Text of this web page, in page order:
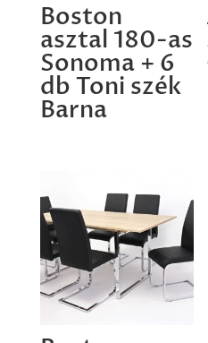
Boston
asztal 180-as
Sonoma + 6
db Toni szék
Barna